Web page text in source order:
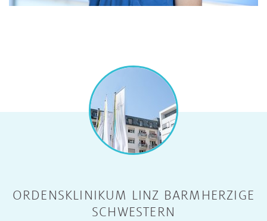
ORDENSKLINIKUM LINZ BARMHERZIGE
SCHWESTERN